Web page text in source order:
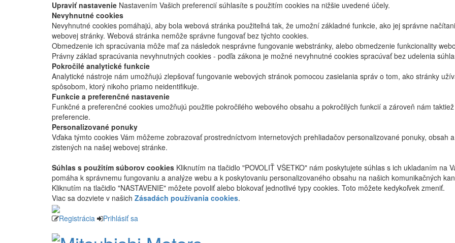
Upraviť nastavenie Nastavením Vašich preferencií súhlasíte s použitím cookies na nižšie uvedené účely.
Nevyhnutné cookies
Nevyhnutné cookies pomáhajú, aby bola webová stránka použiteľná tak, že umožní základné funkcie, ako jej správne
webovej stránky. Webová stránka nemôže správne fungovať bez týchto cookies.
Obmedzenie ich spracúvania môže mať za následok nesprávne fungovanie webstránky, alebo obmedzenie funkcionality
Právny základ spracúvania nevyhnutných cookies - podľa zákona je možné nevyhnutné cookies spracúvať bez udelenia
Pokročilé analytické funkcie
Analytické nástroje nám umožňujú zlepšovať fungovanie webových stránok pomocou zasielania správ o tom, ako stránky
spôsobom, ktorý nikoho priamo neidentifikuje.
Funkcie a preferenčné nastavenie
Funkčné a preferenčné cookies umožňujú použitie pokročilého webového obsahu a pokročilých funkcií a zároveň nám
preferencie.
Personalizované ponuky
Vďaka týmto cookies Vám môžeme zobrazovať prostredníctvom internetových prehliadačov personalizované ponuky, obsah
zistených na našej webovej stránke.
Súhlas s použitím súborov cookies Kliknutím na tlačidlo "POVOLIŤ VŠETKO" nám poskytujete súhlas s ich ukladaním na
pomáha k správnemu fungovaniu a analýze webu a k poskytovaniu personalizovaného obsahu na našich komunikačných
Kliknutím na tlačidlo "NASTAVENIE" môžete povoliť alebo blokovať jednotlivé typy cookies. Toto môžete kedykoľvek zmeniť.
Viac sa dozviete v našich Zásadách používania cookies.
Registrácia Prihlásiť sa